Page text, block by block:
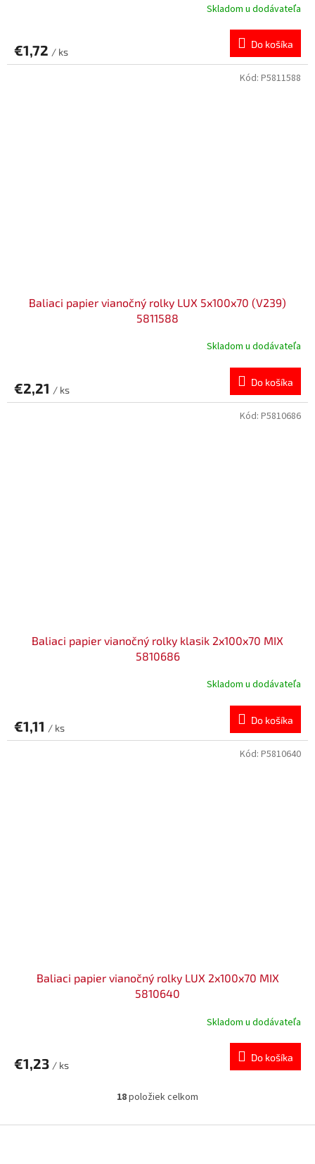
Skladom u dodávateľa
€1,72 / ks
Do košíka
Baliaci papier vianočný rolky LUX 5x100x70 (V239)
5811588
Skladom u dodávateľa
€2,21 / ks
Do košíka
Kód: P5811588
Baliaci papier vianočný rolky klasik 2x100x70 MIX
5810686
Skladom u dodávateľa
€1,11 / ks
Do košíka
Kód: P5810686
Baliaci papier vianočný rolky LUX 2x100x70 MIX
5810640
Skladom u dodávateľa
€1,23 / ks
Do košíka
Kód: P5810640
O
l
18položiek celkom